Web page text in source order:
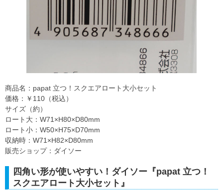
商品名：papat 立つ！スクエアロート大小セット
価格：￥110（税込）
サイズ（約）
ロート大：W71×H80×D80mm
ロート小：W50×H75×D70mm
収納時：W71×H82×D80mm
販売ショップ：ダイソー
四角い形が使いやすい！ダイソー『papat 立つ！
スクエアロート大小セット』